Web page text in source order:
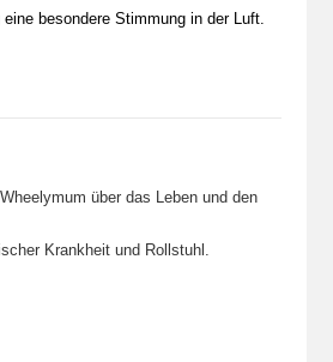
besondere Stimmung in der Luft.
über das Leben und den
Krankheit und Rollstuhl.